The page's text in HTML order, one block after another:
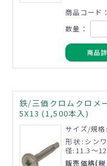
商品コード
数量：
商品
鉄/三価クロムクロメ
5X13 (1,500本入)
サイズ/規
形状:シン
径:11.3～
販売価格(